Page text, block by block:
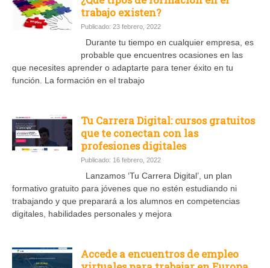
trabajo existen?
Publicado: 23 febrero, 2022
Durante tu tiempo en cualquier empresa, es
probable que encuentres ocasiones en las
que necesites aprender o adaptarte para tener éxito en tu
función. La formación en el trabajo
Tu Carrera Digital: cursos gratuitos
que te conectan con las
profesiones digitales
Publicado: 16 febrero, 2022
Lanzamos ‘Tu Carrera Digital’, un plan
formativo gratuito para jóvenes que no estén estudiando ni
trabajando y que preparará a los alumnos en competencias
digitales, habilidades personales y mejora
Accede a encuentros de empleo